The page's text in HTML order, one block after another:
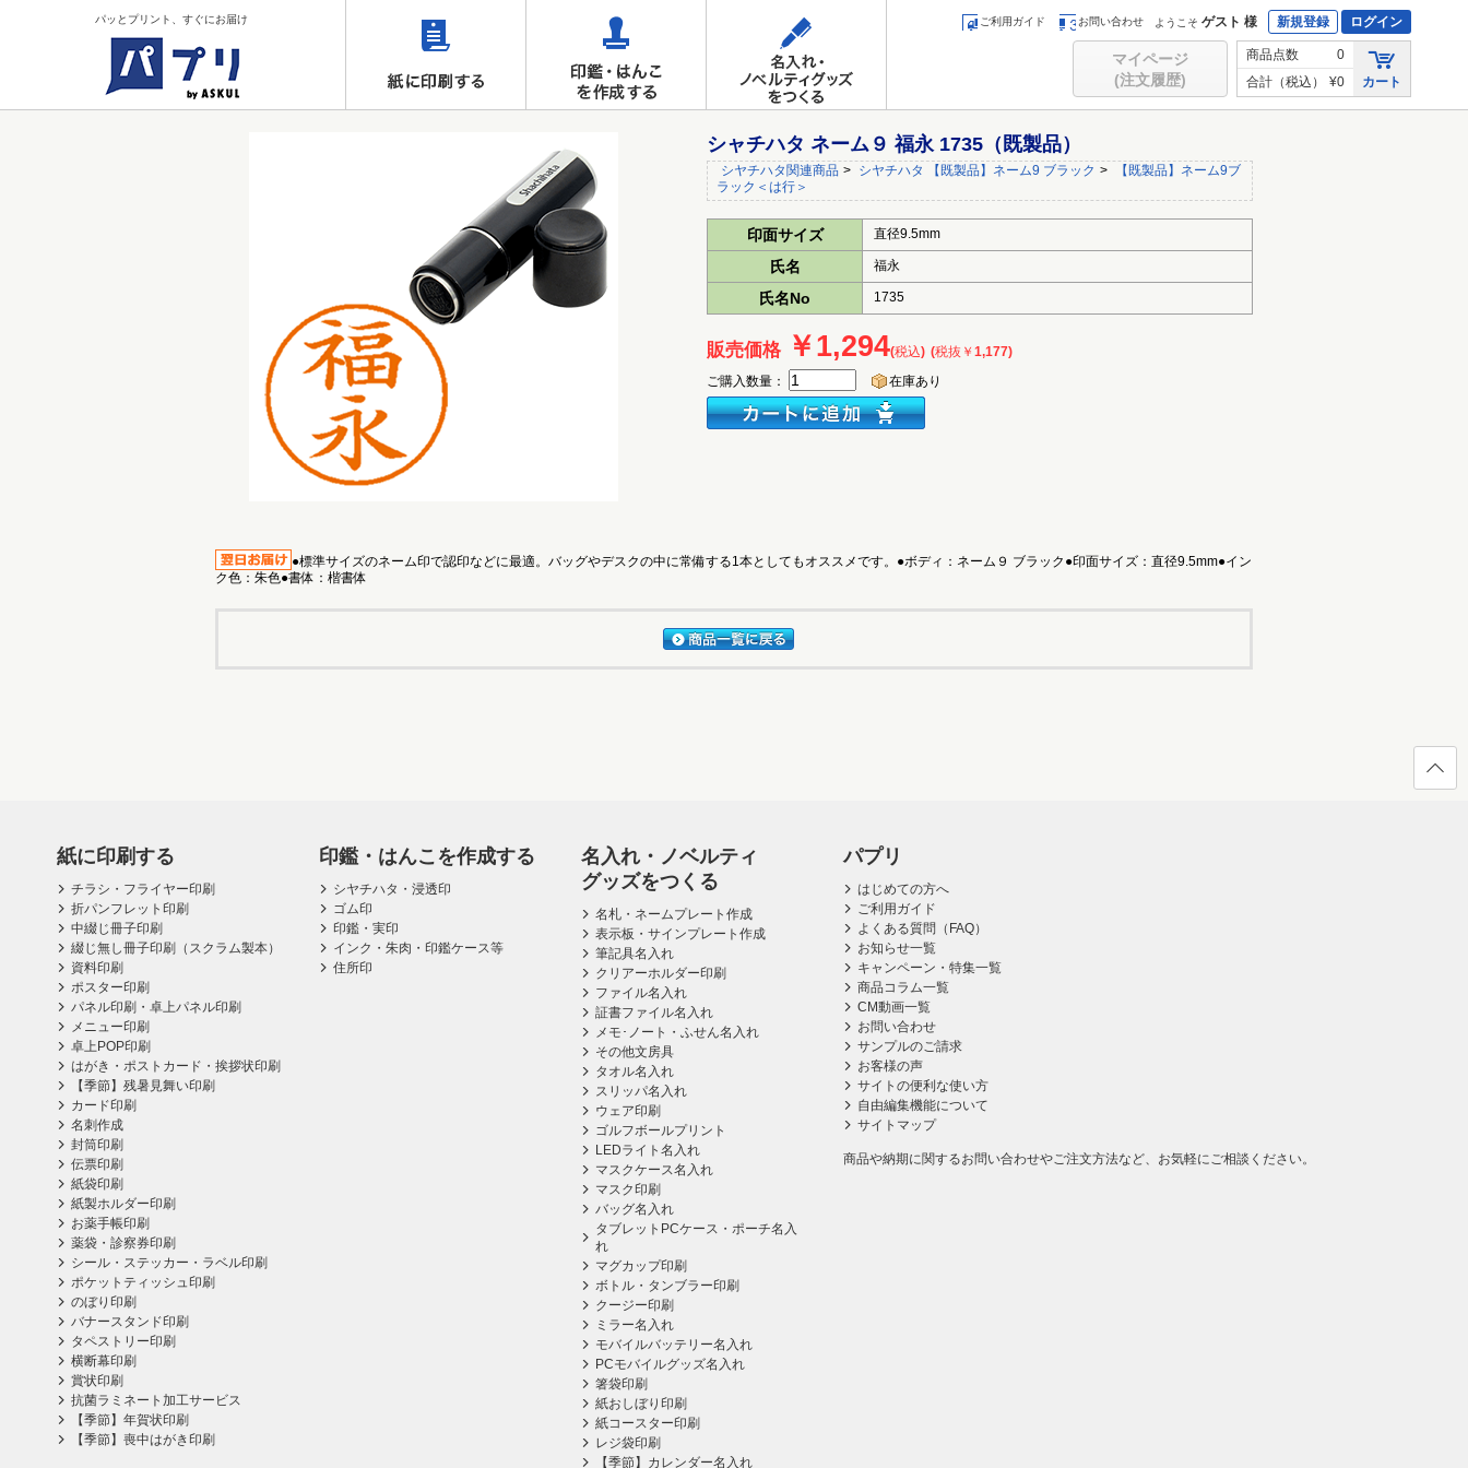
パッとプリント、すぐにお届け ご利用ガイド お問い合わせ ようこそ ゲスト 様 新規登録 ログイン
マイページ
(注文履歴)
商品点数
0
合計（税込）
¥0 カート
シャチハタ ネーム９ 福永 1735（既製品）
シヤチハタ関連商品 > シヤチハタ 【既製品】ネーム9 ブラック >
【既製品】ネーム9ブ
ラック＜は行＞
印面サイズ 直径9.5mm
氏名 福永
氏名No 1735
販売価格 ￥1,294(税込) (税抜￥1,177)
ご購入数量： 在庫あり
●標準サイズのネーム印で認印などに最適。バッグやデスクの中に常備する1本としてもオススメです。●ボディ：ネーム９ ブラック●印面サイズ：直径9.5mm●イン
ク色：朱色●書体：楷書体
紙に印刷する
チラシ・フライヤー印刷
折パンフレット印刷
中綴じ冊子印刷
綴じ無し冊子印刷（スクラム製本）
資料印刷
ポスター印刷
パネル印刷・卓上パネル印刷
メニュー印刷
卓上POP印刷
はがき・ポストカード・挨拶状印刷
【季節】残暑見舞い印刷
カード印刷
名刺作成
封筒印刷
伝票印刷
紙袋印刷
紙製ホルダー印刷
お薬手帳印刷
薬袋・診察券印刷
シール・ステッカー・ラベル印刷
ポケットティッシュ印刷
のぼり印刷
バナースタンド印刷
タペストリー印刷
横断幕印刷
賞状印刷
抗菌ラミネート加工サービス
【季節】年賀状印刷
【季節】喪中はがき印刷
印鑑・はんこを作成する
シヤチハタ・浸透印
ゴム印
印鑑・実印
インク・朱肉・印鑑ケース等
住所印
名入れ・ノベルティ
グッズをつくる
名札・ネームプレート作成
表示板・サインプレート作成
筆記具名入れ
クリアーホルダー印刷
ファイル名入れ
証書ファイル名入れ
メモ･ノート・ふせん名入れ
その他文房具
タオル名入れ
スリッパ名入れ
ウェア印刷
ゴルフボールプリント
LEDライト名入れ
マスクケース名入れ
マスク印刷
バッグ名入れ
タブレットPCケース・ポーチ名入
れ
マグカップ印刷
ボトル・タンブラー印刷
クージー印刷
ミラー名入れ
モバイルバッテリー名入れ
PCモバイルグッズ名入れ
箸袋印刷
紙おしぼり印刷
紙コースター印刷
レジ袋印刷
【季節】カレンダー名入れ
パプリ
はじめての方へ
ご利用ガイド
よくある質問（FAQ）
お知らせ一覧
キャンペーン・特集一覧
商品コラム一覧
CM動画一覧
お問い合わせ
サンプルのご請求
お客様の声
サイトの便利な使い方
自由編集機能について
サイトマップ
商品や納期に関するお問い合わせやご注文方法など、お気軽にご相談ください。